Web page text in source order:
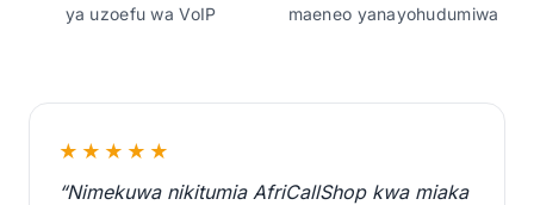
ya uzoefu wa VoIP maeneo yanayohudumiwa
★★★★★
“Nimekuwa nikitumia AfriCallShop kwa miaka